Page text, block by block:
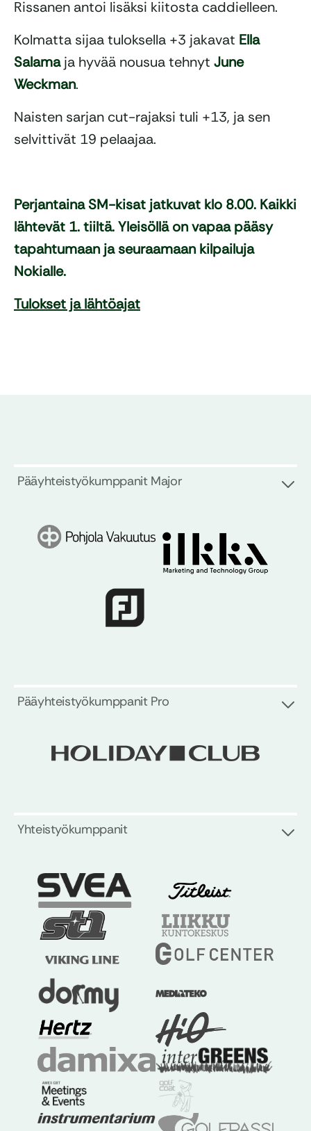
Rissanen antoi lisäksi kiitosta caddielleen.
Kolmatta sijaa tuloksella +3 jakavat Ella
Salamaja hyvää nousua tehnyt June
Weckman.
Naisten sarjan cut-rajaksi tuli +13, ja sen
selvittivät 19 pelaajaa.
Perjantaina SM-kisat jatkuvat klo 8.00. Kaikki
lähtevät 1. tiiltä. Yleisöllä on vapaa pääsy
tapahtumaan ja seuraamaan kilpailuja
Nokialle.
Tulokset ja lähtöajat
Pääyhteistyökumppanit Major
Pääyhteistyökumppanit Pro
Yhteistyökumppanit